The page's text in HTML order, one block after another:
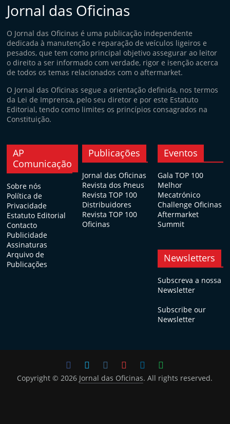
Jornal das Oficinas
O Jornal das Oficinas é uma publicação independente
dedicada à manutenção e reparação de veículos ligeiros e
pesados, que tem como principal objetivo assegurar ao leitor
o direito a ser informado com verdade, rigor e isenção acerca
de todos os temas relacionados com o aftermarket.
O Jornal das Oficinas segue a orientação definida, nos termos
da Lei de Imprensa, pelo seu diretor e por este Estatuto
Editorial, tendo como limites os princípios consagrados na
Constituição.
AP
Comunicação
Sobre nós
Política de
Privacidade
Estatuto Editorial
Contacto
Publicidade
Assinaturas
Arquivo de
Publicações
Publicações
Jornal das Oficinas
Revista dos Pneus
Revista TOP 100
Distribuidores
Revista TOP 100
Oficinas
Eventos
Gala TOP 100
Melhor
Mecatrónico
Challenge Oficinas
Aftermarket
Summit
Newsletters
Subscreva a nossa
Newsletter
Subscribe our
Newsletter
Copyright © 2026 Jornal das Oficinas. All rights reserved.